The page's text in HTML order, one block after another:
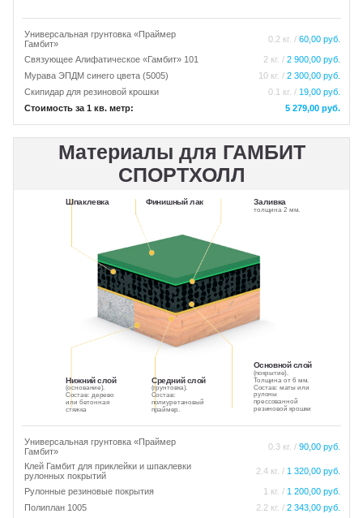
Универсальная грунтовка «Праймер
Гамбит»
0.2 кг. / 60,00 руб.
Связующее Алифатическое «Гамбит» 101 2 кг. / 2 900,00 руб.
Мурава ЭПДМ синего цвета (5005)
10 кг. / 2 300,00 руб.
Скипидар для резиновой крошки
0.1 кг. / 19,00 руб.
Стоимость за 1 кв. метр:
5 279,00 руб.
Материалы для ГАМБИТ
СПОРТХОЛЛ
Нижний слой
(основание).
Состав: дерево
или бетонная
стяжка
Средний слой
(грунтовка).
Состав:
полиуретановый
праймер.
Основной слой
(покрытие).
Толщина от 6 мм.
Состав: маты или
рулоны
прессованной
резиновой крошки
Шпаклевка Заливка
толщина 2 мм.
Финишный лак
Универсальная грунтовка «Праймер
Гамбит»
0.3 кг. / 90,00 руб.
Клей Гамбит для приклейки и шпаклевки
рулонных покрытий
2.4 кг. / 1 320,00 руб.
Рулонные резиновые покрытия 1 кг. / 1 200,00 руб.
Полиплан 1005
2.2 кг. / 2 343,00 руб.